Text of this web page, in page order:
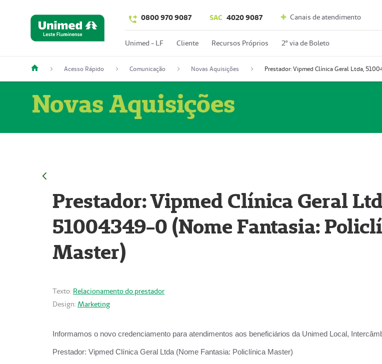
0800 970 9087 SAC 4020 9087 Canais de atendimento
Unimed - LF Cliente Recursos Próprios 2º via de Boleto
Acesso Rápido Comunicação Novas Aquisições
Novas Aquisições
Prestador: Vipmed Clínica Geral
51004349-0 (Nome Fantasia:
Master)
Texto: Relacionamento do prestador
Design: Marketing
Informamos o novo credenciamento para atendimentos aos beneficiários da Unimed Local,
Prestador: Vipmed Clínica Geral Ltda (Nome Fantasia: Policlínica Master)